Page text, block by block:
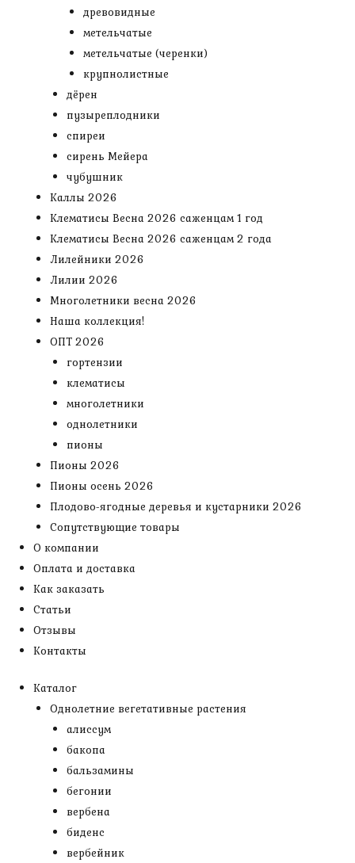
древовидные
метельчатые
метельчатые (черенки)
крупнолистные
дёрен
пузыреплодники
спиреи
сирень Мейера
чубушник
Каллы 2026
Клематисы Весна 2026 саженцам 1 год
Клематисы Весна 2026 саженцам 2 года
Лилейники 2026
Лилии 2026
Многолетники весна 2026
Наша коллекция!
ОПТ 2026
гортензии
клематисы
многолетники
однолетники
пионы
Пионы 2026
Пионы осень 2026
Плодово-ягодные деревья и кустарники 2026
Сопутствующие товары
О компании
Оплата и доставка
Как заказать
Статьи
Отзывы
Контакты
Каталог
Однолетние вегетативные растения
алиссум
бакопа
бальзамины
бегонии
вербена
биденс
вербейник